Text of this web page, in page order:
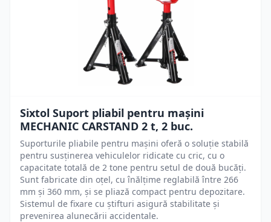
Sixtol Suport pliabil pentru mașini
MECHANIC CARSTAND 2 t, 2 buc.
Suporturile pliabile pentru mașini oferă o soluție stabilă
pentru susținerea vehiculelor ridicate cu cric, cu o
capacitate totală de 2 tone pentru setul de două bucăți.
Sunt fabricate din oțel, cu înălțime reglabilă între 266
mm și 360 mm, și se pliază compact pentru depozitare.
Sistemul de fixare cu știfturi asigură stabilitate și
prevenirea alunecării accidentale.